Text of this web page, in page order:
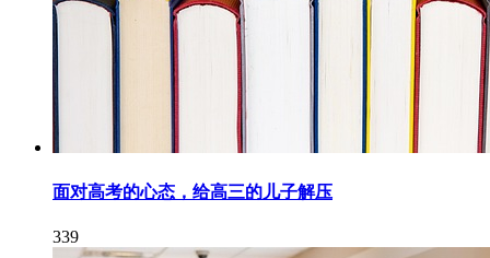
面对高考的心态，给高三的儿子解压
339